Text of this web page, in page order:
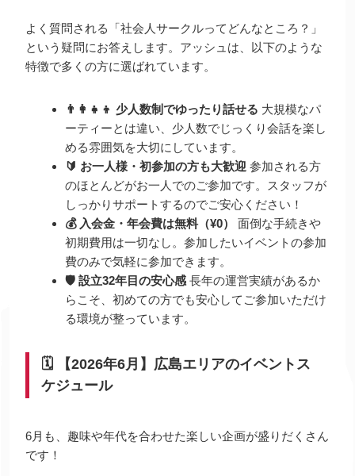
よく質問される「社会人サークルってどんなところ？」
という疑問にお答えします。アッシュは、以下のような
特徴で多くの方に選ばれています。
👨‍👩‍👧‍👦 少人数制でゆったり話せる 大規模なパ
ーティーとは違い、少人数でじっくり会話を楽し
める雰囲気を大切にしています。
🔰 お一人様・初参加の方も大歓迎 参加される方
のほとんどがお一人でのご参加です。スタッフが
しっかりサポートするのでご安心ください！
💰 入会金・年会費は無料（¥0）
面倒な手続きや
初期費用は一切なし。参加したいイベントの参加
費のみで気軽に参加できます。
🛡️ 設立32年目の安心感 長年の運営実績があるか
らこそ、初めての方でも安心してご参加いただけ
る環境が整っています。
🗓️ 【2026年6月】広島エリアのイベントス
ケジュール
6月も、趣味や年代を合わせた楽しい企画が盛りだくさん
です！